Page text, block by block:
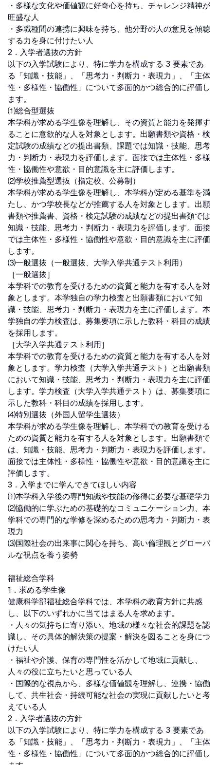
・多様な文化や価値観に好奇心を持ち、チャレンジ精神が
旺盛な人
・多職種間の連携に興味を持ち、他分野の人の意見を傾聴
する力を身に付けたい人
2．入学者選抜の方針
以下の入学試験により、特に学力を構成する 3 要素であ
る「知識・技能」、「思考力・判断力・表現力」、「主体
性・多様性・協働性」について多面的かつ総合的に評価し
ます。
⑴総合型選抜
本学科が求める学生像を理解し、その資質と能力を発揮す
ることに意欲的な人を対象とします。出願書類や資格・検
定試験の成績などの提出書類、課題では知識・技能、思考
力・判断力・表現力を評価します。面接では主体性・多様
性・協働性や意欲・目的意識を主に評価します。
⑵学校推薦型選抜（指定校、公募制）
本学科が求める学生像を理解し、本学科が定める基準を満
たし、かつ学校長などが推薦する人を対象とします。出願
書類や推薦書、資格・検定試験の成績などの提出書類では
知識・技能、思考力・判断力・表現力を評価します。面接
では主体性・多様性・協働性や意欲・目的意識を主に評価
します。
⑶一般選抜（一般選抜、大学入学共通テスト利用）
［一般選抜］
本学科での教育を受けるための資質と能力を有する人を対
象とします。本学独自の学力検査と出願書類において知
識・技能、思考力・判断力・表現力を主に評価します。本
学独自の学力検査は、募集要項に示した教科・科目の成績
を採用します。
［大学入学共通テスト利用］
本学科での教育を受けるための資質と能力を有する人を対
象とします。学力検査（大学入学共通テスト）と出願書類
において知識・技能、思考力・判断力・表現力を主に評価
します。学力検査（大学入学共通テスト）は、募集要項に
示した教科・科目の成績を採用します。
⑷特別選抜（外国人留学生選抜）
本学科が求める学生像を理解し、本学科での教育を受ける
ための資質と能力を有する人を対象とします。出願書類で
は、知識・技能、思考力・判断力・表現力を評価します。
面接では主体性・多様性・協働性や意欲・目的意識を主に
評価します。
3．入学までに学んできてほしい内容
⑴本学科入学後の専門知識や技能の修得に必要な基礎学力
⑵協働的に学ぶための基礎的なコミュニケーション力、本
学科での専門的な学修を深めるための思考力・判断力・表
現力
⑶国際社会の出来事に関心を持ち、高い倫理観とグローバ
ルな視点を養う姿勢
福祉総合学科
1．求める学生像
健康科学部福祉総合学科では、本学科の教育方針に共感
し、以下のいずれかに当てはまる人を求めます。
・人々の気持ちに寄り添い、地域の様々な社会的課題を認
識し、その具体的解決策の提案・解決を図ることを身につ
けたい人
・福祉や介護、保育の専門性を活かして地域に貢献し、
人々の役に立ちたいと思っている人
・国際的な視点から、多様な価値観を理解し、連携・協働
して、共生社会・持続可能な社会の実現に貢献したいと考
えている人
2．入学者選抜の方針
以下の入学試験により、特に学力を構成する 3 要素であ
る「知識・技能」、「思考力・判断力・表現力」、「主体
性・多様性・協働性」について多面的かつ総合的に評価し